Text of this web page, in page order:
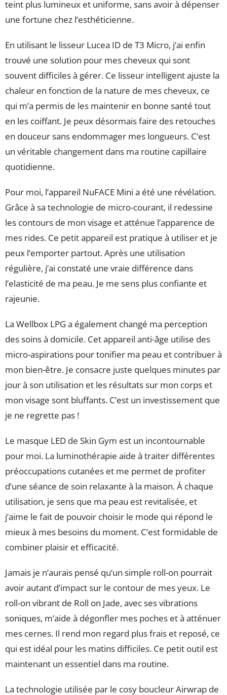
teint plus lumineux et uniforme, sans avoir à dépenser
une fortune chez l’esthéticienne.
En utilisant le lisseur Lucea ID de T3 Micro, j’ai enfin
trouvé une solution pour mes cheveux qui sont
souvent difficiles à gérer. Ce lisseur intelligent ajuste la
chaleur en fonction de la nature de mes cheveux, ce
qui m’a permis de les maintenir en bonne santé tout
en les coiffant. Je peux désormais faire des retouches
en douceur sans endommager mes longueurs. C’est
un véritable changement dans ma routine capillaire
quotidienne.
Pour moi, l’appareil NuFACE Mini a été une révélation.
Grâce à sa technologie de micro-courant, il redessine
les contours de mon visage et atténue l’apparence de
mes rides. Ce petit appareil est pratique à utiliser et je
peux l’emporter partout. Après une utilisation
régulière, j’ai constaté une vraie différence dans
l’elasticité de ma peau. Je me sens plus confiante et
rajeunie.
La Wellbox LPG a également changé ma perception
des soins à domicile. Cet appareil anti-âge utilise des
micro-aspirations pour tonifier ma peau et contribuer à
mon bien-être. Je consacre juste quelques minutes par
jour à son utilisation et les résultats sur mon corps et
mon visage sont bluffants. C’est un investissement que
je ne regrette pas !
Le masque LED de Skin Gym est un incontournable
pour moi. La luminothérapie aide à traiter différentes
préoccupations cutanées et me permet de profiter
d’une séance de soin relaxante à la maison. À chaque
utilisation, je sens que ma peau est revitalisée, et
j’aime le fait de pouvoir choisir le mode qui répond le
mieux à mes besoins du moment. C’est formidable de
combiner plaisir et efficacité.
Jamais je n’aurais pensé qu’un simple roll-on pourrait
avoir autant d’impact sur le contour de mes yeux. Le
roll-on vibrant de Roll on Jade, avec ses vibrations
soniques, m’aide à dégonfler mes poches et à atténuer
mes cernes. Il rend mon regard plus frais et reposé, ce
qui est idéal pour les matins difficiles. Ce petit outil est
maintenant un essentiel dans ma routine.
La technologie utilisée par le cosy boucleur Airwrap de